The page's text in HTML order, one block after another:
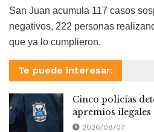
San Juan acumula 117 casos
negativos, 222 personas
que ya lo cumplieron.
Te puede interesar:
Cinco policías
apremios ilegales
2026/08/07